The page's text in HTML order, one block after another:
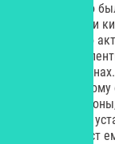
наоборот. Это
ним в Голливуде, и
как серьезного
того, чтобы
относился к
С одной
и сказал, что
эту роль, он даст